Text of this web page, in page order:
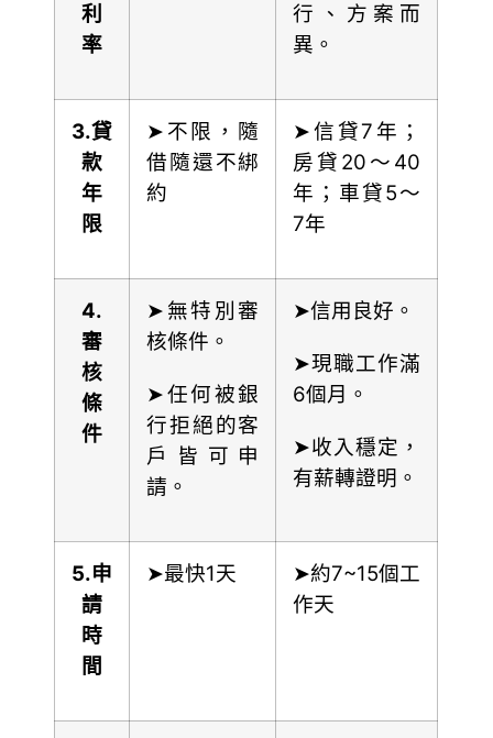
利
率
行、方案而
異。
3.貸
款
年
限
➤不限，隨
借隨還不綁
約
➤信貸7年；
房貸20～40
年；車貸5～
7年
4.
審
核
條
件
➤無特別審
核條件。
➤任何被銀
行拒絕的客
戶皆可申
請。
➤信用良好。
➤現職工作滿
6個月。
➤收入穩定，
有薪轉證明。
5.申
請
時
間
➤最快1天
➤約7~15個工
作天